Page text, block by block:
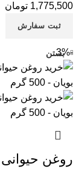
1,775,500 تومان
ثبت سفارش
-3% بستن
روغن حیوانی